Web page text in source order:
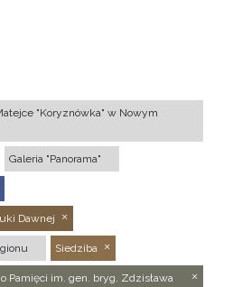
"Koryznówka" w Nowym
Galeria "Panorama"
Dawnej
Siedziba
Pamięci im. gen. bryg. Zdzisława